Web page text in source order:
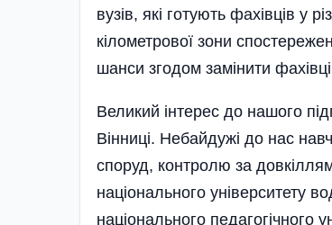
вузів, які готують фахівців у
кілометрової зони
шанси згодом замінити
Великий інтерес до нашого
Вінниці. Небайдужі до нас
споруд, контролю за
національного університету
національного педагогічного